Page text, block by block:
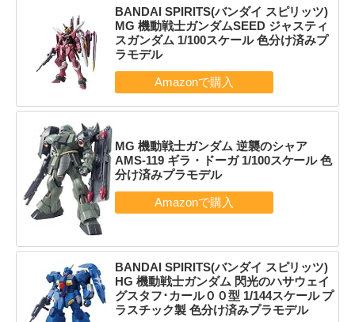
BANDAI SPIRITS(バンダイ スピリッツ)
MG 機動戦士ガンダムSEED ジャスティ
スガンダム 1/100スケール 色分け済みプ
ラモデル
MG 機動戦士ガンダム 逆襲のシャア
AMS-119 ギラ・ドーガ 1/100スケール 色
分け済みプラモデル
BANDAI SPIRITS(バンダイ スピリッツ)
HG 機動戦士ガンダム 閃光のハサウェイ
グスタフ･カール００型 1/144スケール プ
ラスチック製 色分け済みプラモデル